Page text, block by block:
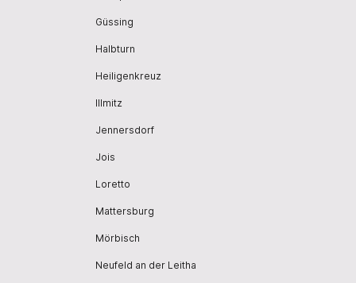
Güssing
Halbturn
Heiligenkreuz
Illmitz
Jennersdorf
Jois
Loretto
Mattersburg
Mörbisch
Neufeld an der Leitha